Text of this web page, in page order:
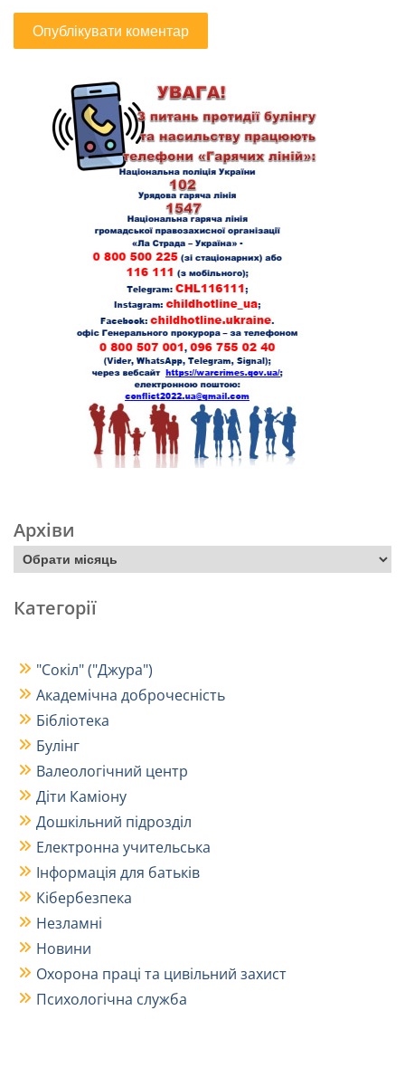
Архіви
Категорії
"Сокіл" ("Джура")
Академічна доброчесність
Бібліотека
Булінг
Валеологічний центр
Діти Каміону
Дошкільний підрозділ
Електронна учительська
Інформація для батьків
Кібербезпека
Незламні
Новини
Охорона праці та цивільний захист
Психологічна служба